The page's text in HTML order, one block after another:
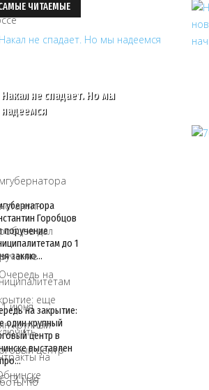
ЧИТАЕМЫЕ
Накал не спадает. Но мы
надеемся
Горобцов
поручение
до 1
заклю…
на закрытие:
один крупный
центр в
выставлен